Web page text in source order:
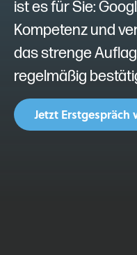
ist es für Sie:
Kompetenz und
das strenge
regelmäßig
Jetzt Erstgespräch